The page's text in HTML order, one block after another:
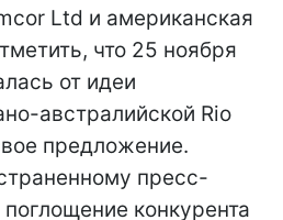
Ltd и американская
что 25 ноября
от идеи
австралийской Rio
предложение.
пресс-
конкурента